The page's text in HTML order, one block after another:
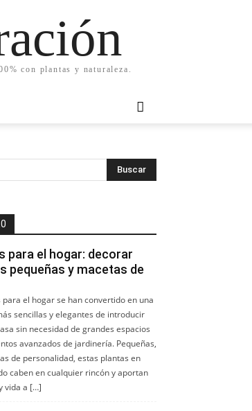
con plantas y naturaleza.
para el hogar: decorar
pequeñas y macetas de
para el hogar se han convertido en una
sencillas y elegantes de introducir
sin necesidad de grandes espacios
avanzados de jardinería. Pequeñas,
de personalidad, estas plantas en
caben en cualquier rincón y aportan
vida a […]